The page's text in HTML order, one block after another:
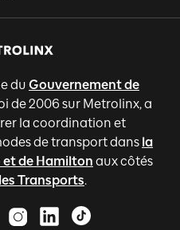
du Gouvernement de
de 2006 sur Metrolinx, a
la coordination et
de transport dans la
de Hamilton aux côtés
Transports.